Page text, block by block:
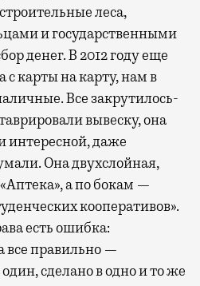
леса,
и государственными
денег. В 2012 году еще
карты на карту, нам в
Все закрутилось-
вывеску, она
интересной, даже
Она двухслойная,
а по бокам —
кооперативов».
есть ошибка:
все правильно —
сделано в одно и то же